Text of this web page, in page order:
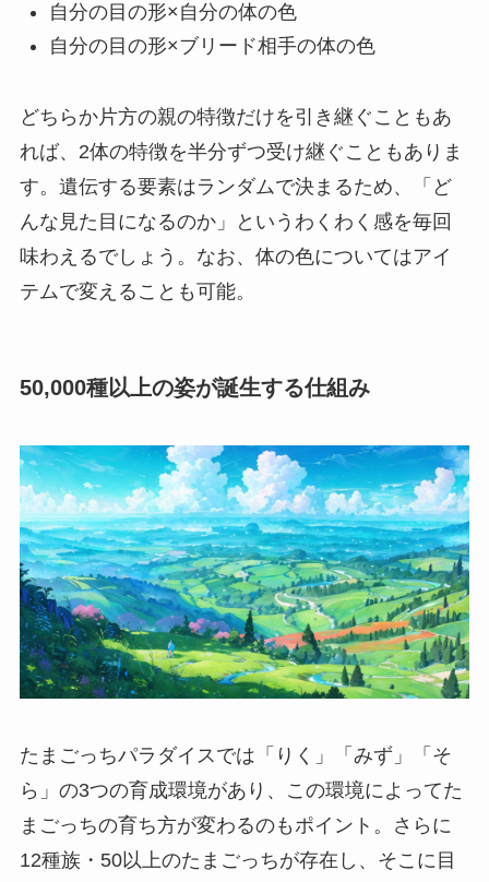
自分の目の形×自分の体の色
自分の目の形×ブリード相手の体の色
どちらか片方の親の特徴だけを引き継ぐこともあ
れば、2体の特徴を半分ずつ受け継ぐこともありま
す。遺伝する要素はランダムで決まるため、「ど
んな見た目になるのか」というわくわく感を毎回
味わえるでしょう。なお、体の色についてはアイ
テムで変えることも可能。
50,000種以上の姿が誕生する仕組み
たまごっちパラダイスでは「りく」「みず」「そ
ら」の3つの育成環境があり、この環境によってた
まごっちの育ち方が変わるのもポイント。さらに
12種族・50以上のたまごっちが存在し、そこに目